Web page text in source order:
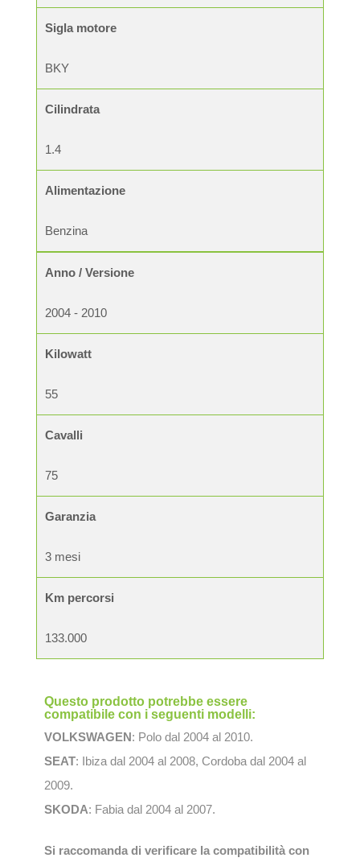
Sigla motore
BKY
Cilindrata
1.4
Alimentazione
Benzina
Anno / Versione
2004 - 2010
Kilowatt
55
Cavalli
75
Garanzia
3 mesi
Km percorsi
133.000
Questo prodotto potrebbe essere
compatibile con i seguenti modelli:
VOLKSWAGEN: Polo dal 2004 al 2010.
SEAT: Ibiza dal 2004 al 2008, Cordoba dal 2004 al
2009.
SKODA: Fabia dal 2004 al 2007.
Si raccomanda di verificare la compatibilità con